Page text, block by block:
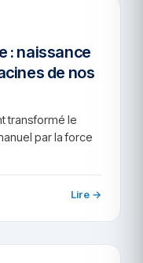
: naissance
de nos
transformé le
par la force
Lire →